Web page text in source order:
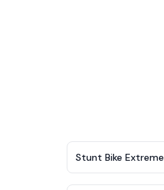
Stunt Bike Extreme